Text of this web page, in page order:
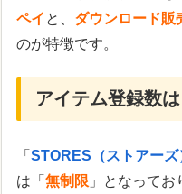
ペイ と、 ダウンロード販
のが特徴です。
アイテム登録数は
「STORES（ストアーズ
は「無制限 」となってお